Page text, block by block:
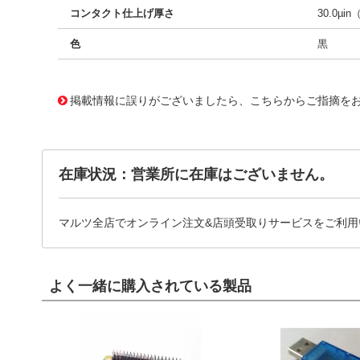
コンタクト仕上げ厚さ 30.0µin
色 黒
掲載情報に誤りがございましたら、こちらからご指摘を
在庫状況：営業所に在庫はございません。
マルツ全店でオンライン注文&店頭受取りサービスをご利
よく一緒に購入されている製品